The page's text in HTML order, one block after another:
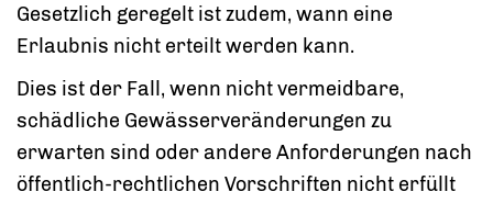
Gesetzlich geregelt ist zudem, wann eine
Erlaubnis nicht erteilt werden kann.
Dies ist der Fall, wenn nicht vermeidbare,
schädliche Gewässerveränderungen zu
erwarten sind oder andere Anforderungen nach
öffentlich-rechtlichen Vorschriften nicht erfüllt